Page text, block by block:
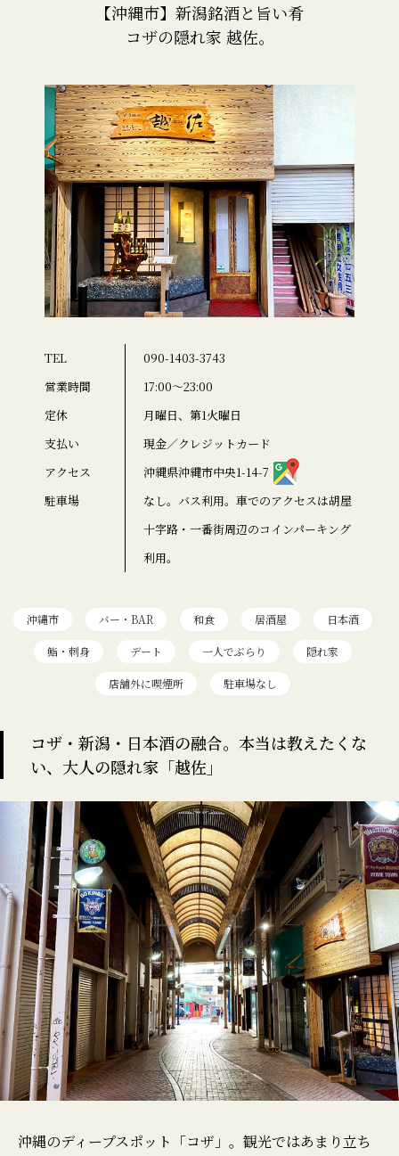
【沖縄市】新潟銘酒と旨い肴
コザの隠れ家 越佐。
TEL
090-1403-3743
営業時間
17:00～23:00
定休
月曜日、第1火曜日
支払い
現金／クレジットカード
アクセス
沖縄県沖縄市中央1-14-7
駐車場
なし。バス利用。車でのアクセスは胡屋
十字路・一番街周辺のコインパーキング
利用。
沖縄市 バー・BAR 和食 居酒屋 日本酒
鮨・刺身 デート 一人でぶらり 隠れ家
店舗外に喫煙所 駐車場なし
コザ・新潟・日本酒の融合。本当は教えたくな
い、大人の隠れ家「越佐」
沖縄のディープスポット「コザ」。観光ではあまり立ち